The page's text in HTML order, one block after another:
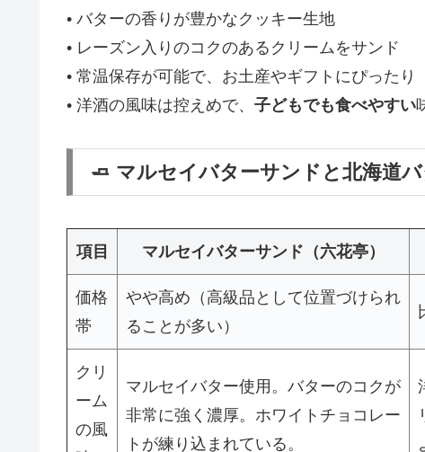
• バターの香りが豊かなクッキー生地
• レーズン入りのコクのあるクリームをサンド
• 常温保存が可能で、お土産やギフトにぴったり
• 洋酒の風味は控えめで、 子どもでも食べやすい
🧈 マルセイバターサンドと北海道
項目 マルセイバターサンド（六花亭）
価格
帯
やや高め（高級品として位置づけられ
ることが多い）
クリ
ーム
の風
マルセイバター使用。バターのコクが
非常に強く濃厚。ホワイトチョコレー
トが練り込まれている。